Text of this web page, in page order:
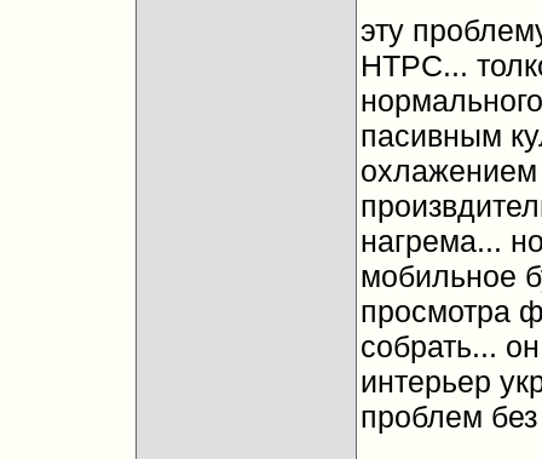
эту
HTPC...
пасивным
охлажением
нагрема...
мобильное
просмотра
собрать...
интерьер
проблем